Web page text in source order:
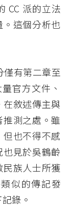
CC 派的立法
這個分析也
僅有第二章至
官方文件、
敘述傳主與
測之處。雖
也不得不感
見於吳鶴齡
族人士所獲
似的傳記發
錄。